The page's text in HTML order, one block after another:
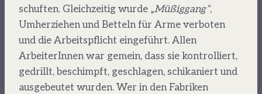
schuften. Gleichzeitig wurde „Müßiggang“,
Umherziehen und Betteln für Arme verboten
und die Arbeitspflicht eingeführt. Allen
ArbeiterInnen war gemein, dass sie kontrolliert,
gedrillt, beschimpft, geschlagen, schikaniert und
ausgebeutet wurden. Wer in den Fabriken